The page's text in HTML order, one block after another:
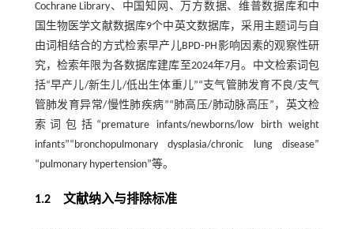
Cochrane Library、中国知网、万方数据、维普数据库和中
国生物医学文献数据库9个中英文数据库，采用主题词与自
由词相结合的方式检索早产儿BPD⁃PH影响因素的观察性研
究，检索年限为各数据库建库至2024年7月。中文检索词包
括“早产儿/新生儿/低出生体重儿”“支气管肺发育不良/支气
管肺发育异常/慢性肺疾病”“肺高压/肺动脉高压”，英文检
索词包括“premature infants/newborns/low birth weight
infants”“bronchopulmonary dysplasia/chronic lung disease”
“pulmonary hypertension”等。
1.2 文献纳入与排除标准